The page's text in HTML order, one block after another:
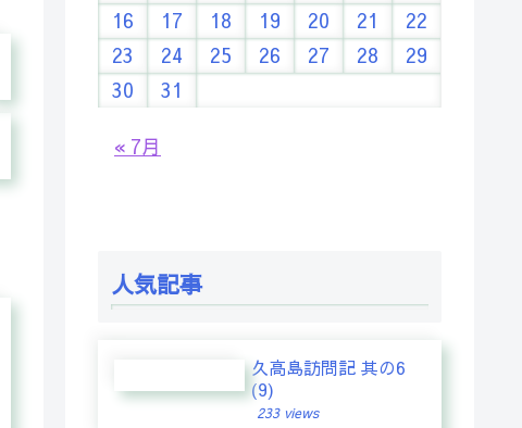
16
17 18 19 20 21
22
23
24 25 26 27 28
29
30
31
« 7月
人気記事
久高島訪問記 其の6
(9)
233 views